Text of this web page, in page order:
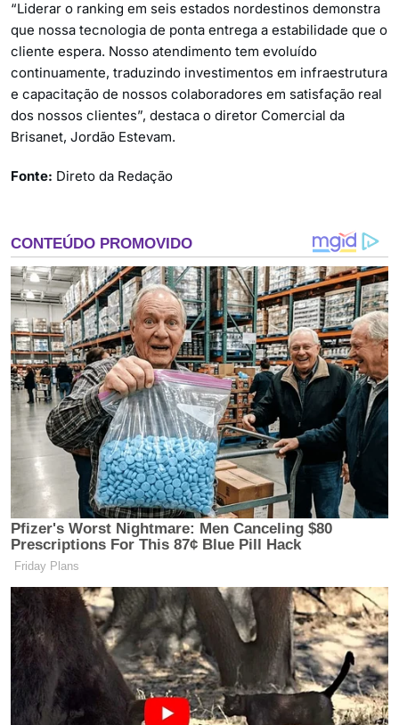
“Liderar o ranking em seis estados nordestinos demonstra
que nossa tecnologia de ponta entrega a estabilidade que o
cliente espera. Nosso atendimento tem evoluído
continuamente, traduzindo investimentos em infraestrutura
e capacitação de nossos colaboradores em satisfação real
dos nossos clientes”, destaca o diretor Comercial da
Brisanet, Jordão Estevam.
Fonte: Direto da Redação